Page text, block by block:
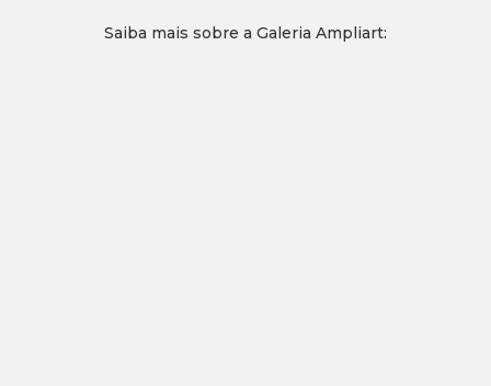
Saiba mais sobre a Galeria Ampliart: